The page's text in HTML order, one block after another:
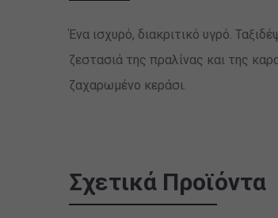
Ένα ισχυρό, διακριτικό υγρό.
ζεστασιά της πραλίνας και της
ζαχαρωμένο κεράσι.
Σχετικά Προϊόντα